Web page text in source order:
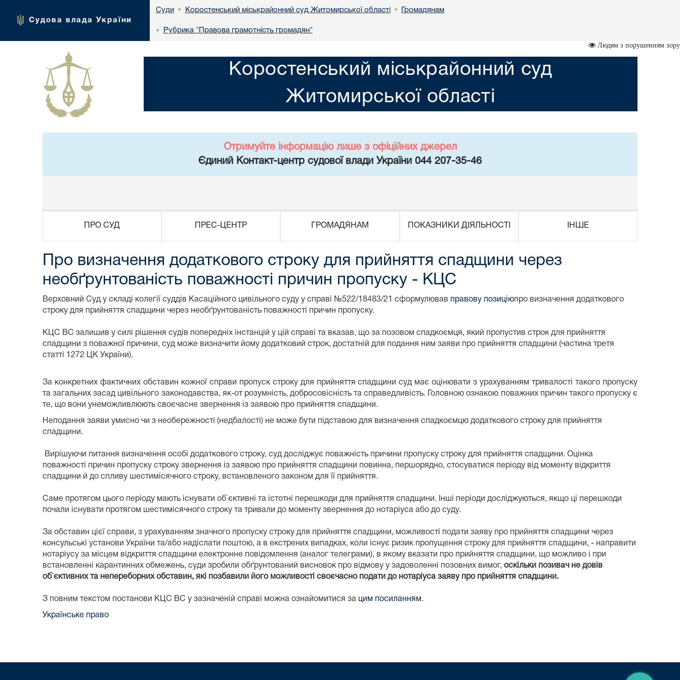
Судова влада України
Суди • Коростенський міськрайонний суд Житомирської області • Громадянам
• Рубрика "Правова грамотність громадян"
Людям з порушенням зору
Коростенський міськрайонний суд
Житомирської області
Отримуйте інформацію лише з офіційних джерел
Єдиний Контакт-центр судової влади України 044 207-35-46
ПРО СУД ПРЕС-ЦЕНТР ГРОМАДЯНАМ ПОКАЗНИКИ ДІЯЛЬНОСТІ ІНШЕ
Про визначення додаткового строку для прийняття спадщини через
необґрунтованість поважності причин пропуску - КЦС
Верховний Суд у складі колегії суддів Касаційного цивільного суду у справі №522/18483/21 сформулював правову позиціюпро визначення додаткового
строку для прийняття спадщини через необґрунтованість поважності причин пропуску.
КЦС ВС залишив у силі рішення судів попередніх інстанцій у цій справі та вказав, що за позовом спадкоємця, який пропустив строк для прийняття
спадщини з поважної причини, суд може визначити йому додатковий строк, достатній для подання ним заяви про прийняття спадщини (частина третя
статті 1272 ЦК України).
За конкретних фактичних обставин кожної справи пропуск строку для прийняття спадщини суд має оцінювати з урахуванням тривалості такого пропуску
та загальних засад цивільного законодавства, як-от розумність, добросовісність та справедливість. Головною ознакою поважних причин такого пропуску є
те, що вони унеможливлюють своєчасне звернення із заявою про прийняття спадщини.
Неподання заяви умисно чи з необережності (недбалості) не може бути підставою для визначення спадкоємцю додаткового строку для прийняття
спадщини.
Вирішуючи питання визначення особі додаткового строку, суд досліджує поважність причини пропуску строку для прийняття спадщини. Оцінка
поважності причин пропуску строку звернення із заявою про прийняття спадщини повинна, першорядно, стосуватися періоду від моменту відкриття
спадщини й до спливу шестимісячного строку, встановленого законом для її прийняття.
Саме протягом цього періоду мають існувати об`єктивні та істотні перешкоди для прийняття спадщини. Інші періоди досліджуються, якщо ці перешкоди
почали існувати протягом шестимісячного строку та тривали до моменту звернення до нотаріуса або до суду.
За обставин цієї справи, з урахуванням значного пропуску строку для прийняття спадщини, можливості подати заяву про прийняття спадщини через
консульські установи України та/або надіслати поштою, а в екстрених випадках, коли існує ризик пропущення строку для прийняття спадщини, - направити
нотаріусу за місцем відкриття спадщини електронне повідомлення (аналог телеграми), в якому вказати про прийняття спадщини, що можливо і при
встановленні карантинних обмежень, суди зробили обґрунтований висновок про відмову у задоволенні позовних вимог, оскільки позивач не довів
об`єктивних та непереборних обставин, які позбавили його можливості своєчасно подати до нотаріуса заяву про прийняття спадщини.
З повним текстом постанови КЦС ВС у зазначеній справі можна ознайомитися за цим посиланням.
Українське право